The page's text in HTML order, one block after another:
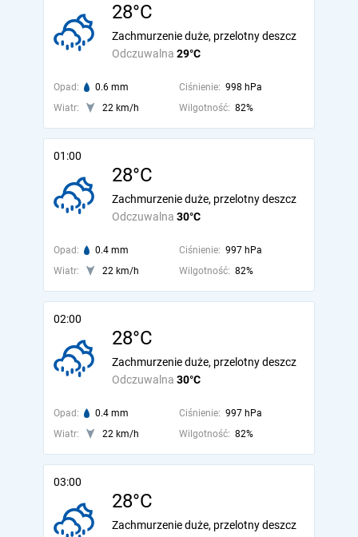
28°C
Odczuwalna 29°C
Zachmurzenie duże, przelotny deszcz
Opad: 0.6 mm Ciśnienie: 998 hPa
Wiatr:
22 km/h Wilgotność: 82%
01:00
28°C
Odczuwalna 30°C
Zachmurzenie duże, przelotny deszcz
Opad: 0.4 mm Ciśnienie: 997 hPa
Wiatr:
22 km/h Wilgotność: 82%
02:00
28°C
Odczuwalna 30°C
Zachmurzenie duże, przelotny deszcz
Opad: 0.4 mm Ciśnienie: 997 hPa
Wiatr:
22 km/h Wilgotność: 82%
03:00
28°C
Zachmurzenie duże, przelotny deszcz